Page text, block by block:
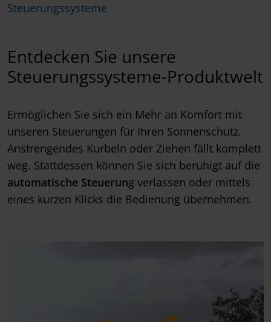
Steuerungssysteme
Entdecken Sie unsere
Steuerungssysteme-Produktwelt
Ermöglichen Sie sich ein Mehr an Komfort mit
unseren Steuerungen für Ihren Sonnenschutz.
Anstrengendes Kurbeln oder Ziehen fällt komplett
weg. Stattdessen können Sie sich beruhigt auf die
automatische Steuerung verlassen oder mittels
eines kurzen Klicks die Bedienung übernehmen.